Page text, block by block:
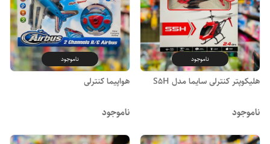
ناموجود
هلیکوپتر کنترلی سایما مدل S5H
ناموجود
ناموجود
هواپیما کنترلی
ناموجود